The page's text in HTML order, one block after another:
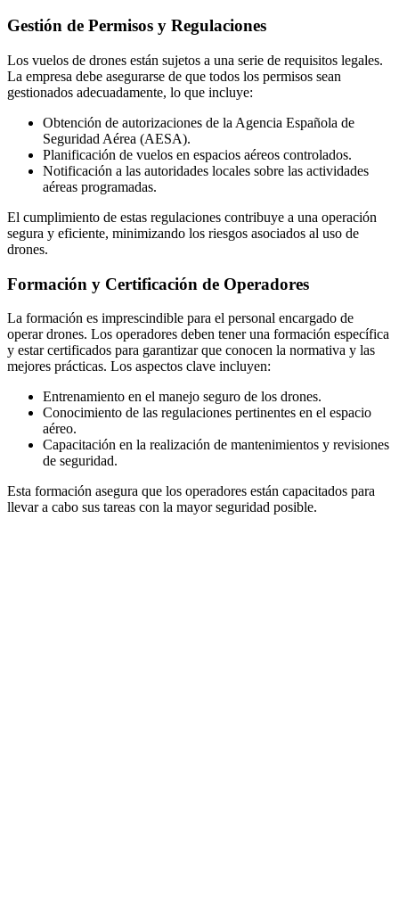
Gestión de Permisos y Regulaciones
Los vuelos de drones están sujetos a una serie de requisitos legales.
La empresa debe asegurarse de que todos los permisos sean
gestionados adecuadamente, lo que incluye:
Obtención de autorizaciones de la Agencia Española de
Seguridad Aérea (AESA).
Planificación de vuelos en espacios aéreos controlados.
Notificación a las autoridades locales sobre las actividades
aéreas programadas.
El cumplimiento de estas regulaciones contribuye a una operación
segura y eficiente, minimizando los riesgos asociados al uso de
drones.
Formación y Certificación de Operadores
La formación es imprescindible para el personal encargado de
operar drones. Los operadores deben tener una formación específica
y estar certificados para garantizar que conocen la normativa y las
mejores prácticas. Los aspectos clave incluyen:
Entrenamiento en el manejo seguro de los drones.
Conocimiento de las regulaciones pertinentes en el espacio
aéreo.
Capacitación en la realización de mantenimientos y revisiones
de seguridad.
Esta formación asegura que los operadores están capacitados para
llevar a cabo sus tareas con la mayor seguridad posible.